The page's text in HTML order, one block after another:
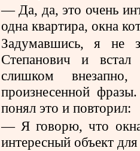
— Да, да, это очень
одна квартира, окна
Задумавшись, я не
Степанович и
слишком
произнесенной
понял это и повторил:
— Я говорю, что окна
интересный объект